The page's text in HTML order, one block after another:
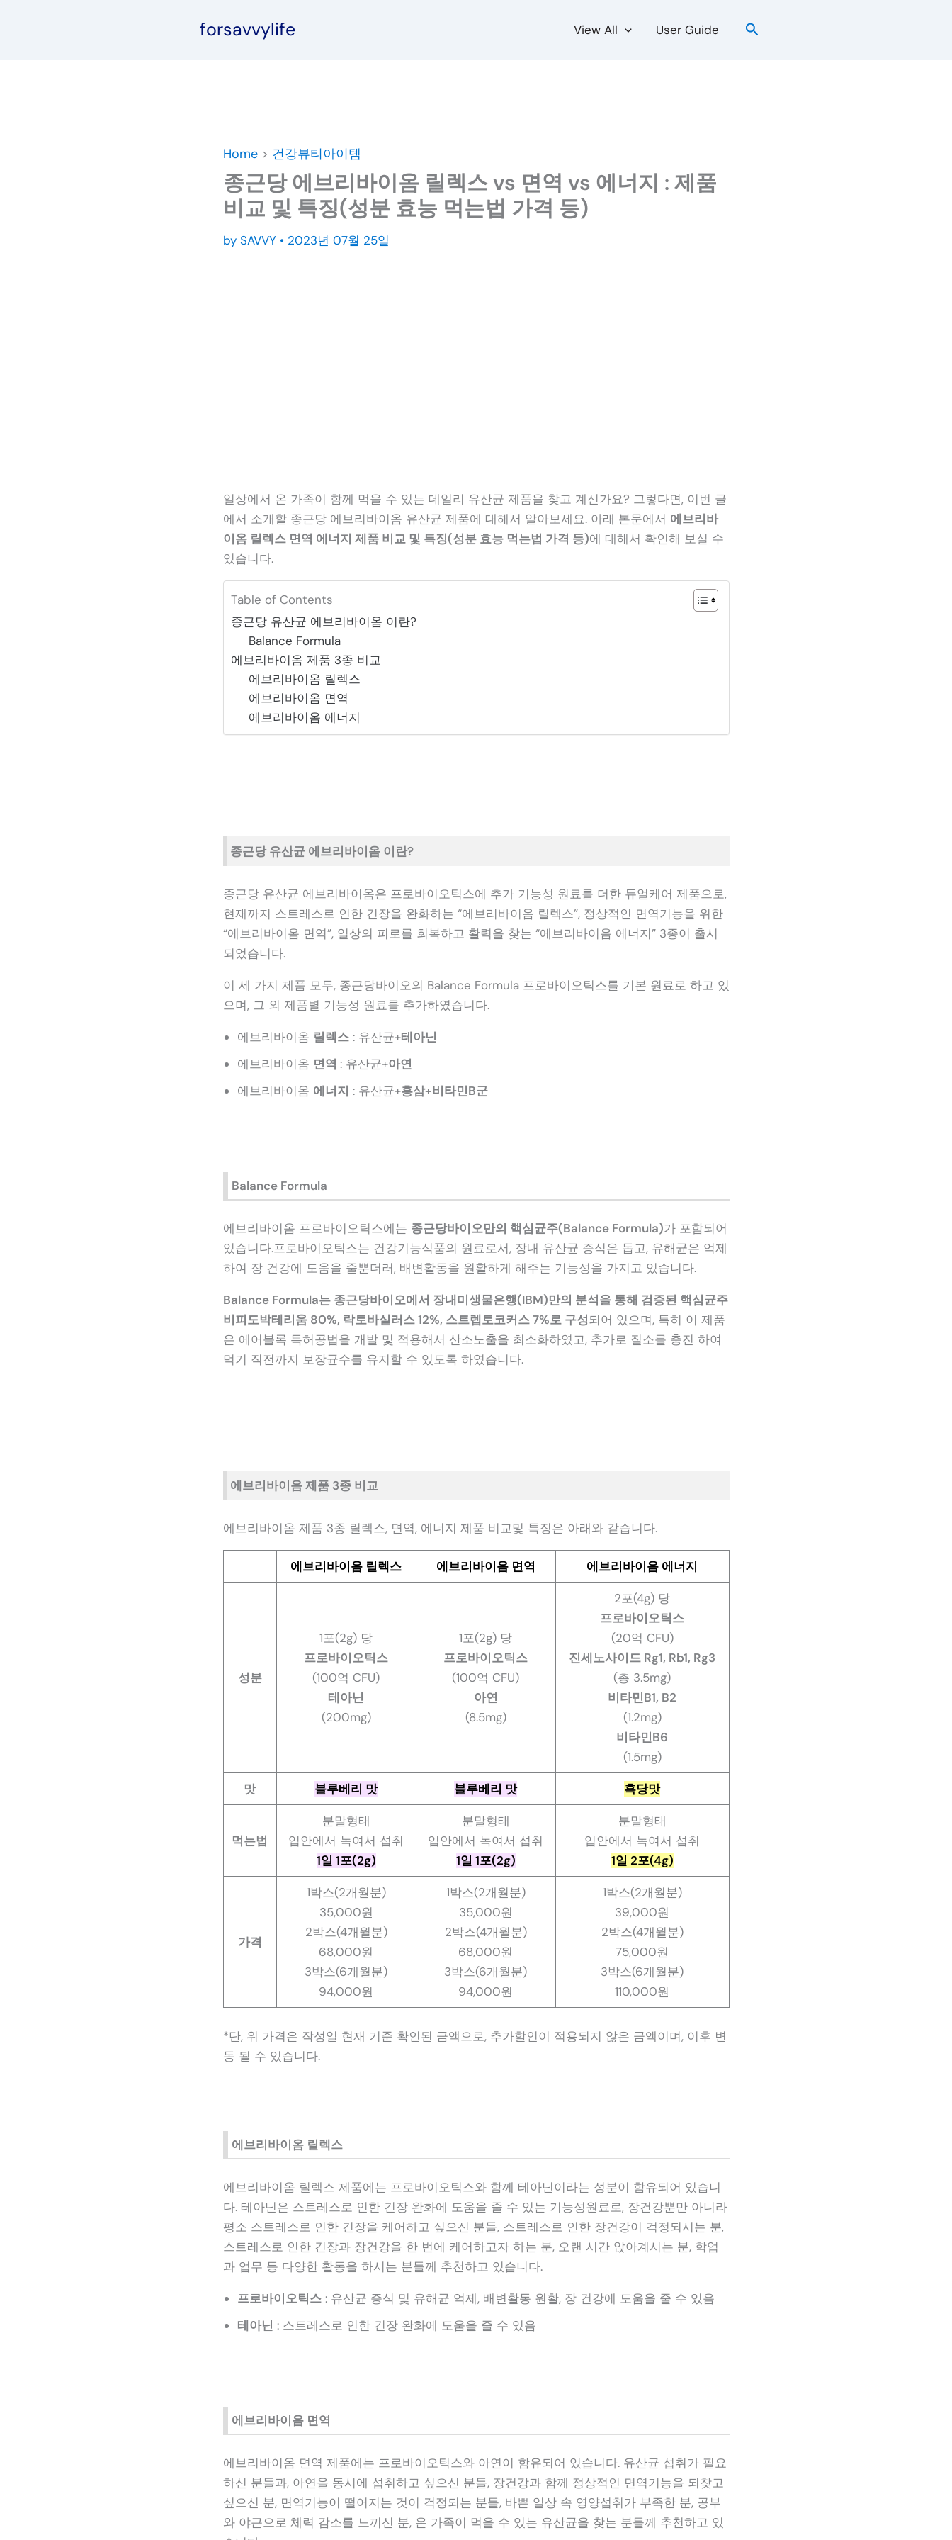
forsavvylife View All User Guide
검
Home> 건강뷰티아이템
종근당 에브리바이옴 릴렉스 vs 면역 vs 에너지 : 제품
비교 및 특징(성분 효능 먹는법 가격 등)
by SAVVY • 2023년 07월 25일
일상에서 온 가족이 함께 먹을 수 있는 데일리 유산균 제품을 찾고 계신가요? 그렇다면, 이번 글
에서 소개할 종근당 에브리바이옴 유산균 제품에 대해서 알아보세요. 아래 본문에서 에브리바
이옴 릴렉스 면역 에너지 제품 비교 및 특징(성분 효능 먹는법 가격 등)에 대해서 확인해 보실 수
있습니다.
Table of Contents
종근당 유산균 에브리바이옴 이란?
Balance Formula
에브리바이옴 제품 3종 비교
에브리바이옴 릴렉스
에브리바이옴 면역
에브리바이옴 에너지
종근당 유산균 에브리바이옴 이란?
종근당 유산균 에브리바이옴은 프로바이오틱스에 추가 기능성 원료를 더한 듀얼케어 제품으로,
현재까지 스트레스로 인한 긴장을 완화하는 “에브리바이옴 릴렉스”, 정상적인 면역기능을 위한
“에브리바이옴 면역”, 일상의 피로를 회복하고 활력을 찾는 “에브리바이옴 에너지” 3종이 출시
되었습니다.
이 세 가지 제품 모두, 종근당바이오의 Balance Formula 프로바이오틱스를 기본 원료로 하고 있
으며, 그 외 제품별 기능성 원료를 추가하였습니다.
에브리바이옴 릴렉스: 유산균+테아닌
에브리바이옴 면역 : 유산균+아연
에브리바이옴 에너지 : 유산균+홍삼+비타민B군
Balance Formula
에브리바이옴 프로바이오틱스에는 종근당바이오만의 핵심균주(Balance Formula)가 포함되어
있습니다.프로바이오틱스는 건강기능식품의 원료로서, 장내 유산균 증식은 돕고, 유해균은 억제
하여 장 건강에 도움을 줄뿐더러, 배변활동을 원활하게 해주는 기능성을 가지고 있습니다.
Balance Formula는 종근당바이오에서 장내미생물은행(IBM)만의 분석을 통해 검증된 핵심균주
비피도박테리움 80%, 락토바실러스 12%, 스트렙토코커스 7%로 구성되어 있으며, 특히 이 제품
은 에어블록 특허공법을 개발 및 적용해서 산소노출을 최소화하였고, 추가로 질소를 충진 하여
먹기 직전까지 보장균수를 유지할 수 있도록 하였습니다.
에브리바이옴 제품 3종 비교
에브리바이옴 제품 3종 릴렉스, 면역, 에너지 제품 비교및 특징은 아래와 같습니다.
에브리바이옴 릴렉스 에브리바이옴 면역 에브리바이옴 에너지
성분
1포(2g) 당
프로바이오틱스
(100억 CFU)
테아닌
(200mg)
1포(2g) 당
프로바이오틱스
(100억 CFU)
아연
(8.5mg)
2포(4g) 당
프로바이오틱스
(20억 CFU)
진세노사이드 Rg1, Rb1, Rg3
(총 3.5mg)
비타민B1, B2
(1.2mg)
비타민B6
(1.5mg)
맛 블루베리 맛 블루베리 맛 흑당맛
먹는법
분말형태
입안에서 녹여서 섭취
1일 1포(2g)
분말형태
입안에서 녹여서 섭취
1일 1포(2g)
분말형태
입안에서 녹여서 섭취
1일 2포(4g)
가격
1박스(2개월분)
35,000원
2박스(4개월분)
68,000원
3박스(6개월분)
94,000원
1박스(2개월분)
35,000원
2박스(4개월분)
68,000원
3박스(6개월분)
94,000원
1박스(2개월분)
39,000원
2박스(4개월분)
75,000원
3박스(6개월분)
110,000원
*단, 위 가격은 작성일 현재 기준 확인된 금액으로, 추가할인이 적용되지 않은 금액이며, 이후 변
동 될 수 있습니다.
에브리바이옴 릴렉스
에브리바이옴 릴렉스 제품에는 프로바이오틱스와 함께 테아닌이라는 성분이 함유되어 있습니
다. 테아닌은 스트레스로 인한 긴장 완화에 도움을 줄 수 있는 기능성원료로, 장건강뿐만 아니라
평소 스트레스로 인한 긴장을 케어하고 싶으신 분들, 스트레스로 인한 장건강이 걱정되시는 분,
스트레스로 인한 긴장과 장건강을 한 번에 케어하고자 하는 분, 오랜 시간 앉아계시는 분, 학업
과 업무 등 다양한 활동을 하시는 분들께 추천하고 있습니다.
프로바이오틱스: 유산균 증식 및 유해균 억제, 배변활동 원활, 장 건강에 도움을 줄 수 있음
테아닌 : 스트레스로 인한 긴장 완화에 도움을 줄 수 있음
에브리바이옴 면역
에브리바이옴 면역 제품에는 프로바이오틱스와 아연이 함유되어 있습니다. 유산균 섭취가 필요
하신 분들과, 아연을 동시에 섭취하고 싶으신 분들, 장건강과 함께 정상적인 면역기능을 되찾고
싶으신 분, 면역기능이 떨어지는 것이 걱정되는 분들, 바쁜 일상 속 영양섭취가 부족한 분, 공부
와 야근으로 체력 감소를 느끼신 분, 온 가족이 먹을 수 있는 유산균을 찾는 분들께 추천하고 있